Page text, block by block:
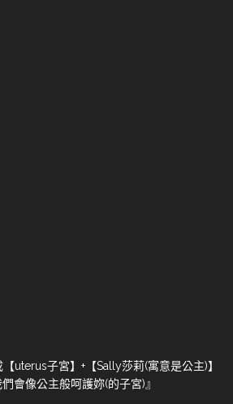
uterus子宮】+【Sally莎莉(寓意是公主)】
會像公主般呵護妳(的子宮)』